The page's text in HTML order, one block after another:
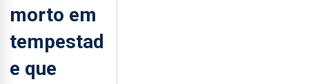
morto em
tempestad
e que